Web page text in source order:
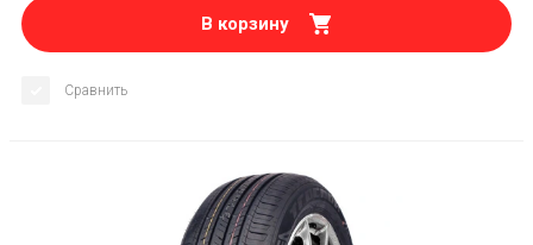
В корзину
Сравнить